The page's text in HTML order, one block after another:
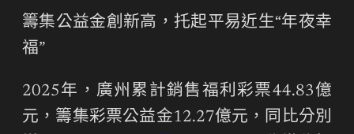
籌集公益金創新高，托起平易近生“年夜幸
福”
2025年，廣州累計銷售福利彩票44.83億
元，籌集彩票公益金12.27億元，同比分別